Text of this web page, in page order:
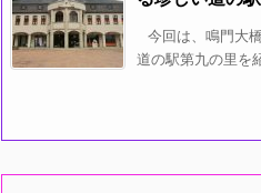
今回は、鳴門大
道の駅第九の里を